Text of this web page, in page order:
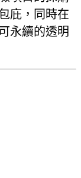
庇，同時在
永續的透明